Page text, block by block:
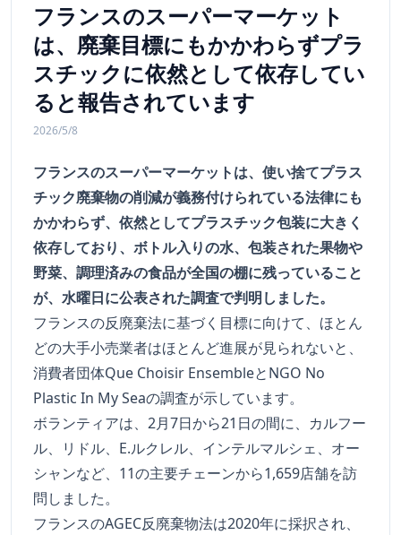
フランスのスーパーマーケット
は、廃棄目標にもかかわらずプラ
スチックに依然として依存してい
ると報告されています
2026/5/8
フランスのスーパーマーケットは、使い捨てプラス
チック廃棄物の削減が義務付けられている法律にも
かかわらず、依然としてプラスチック包装に大きく
依存しており、ボトル入りの水、包装された果物や
野菜、調理済みの食品が全国の棚に残っていること
が、水曜日に公表された調査で判明しました。
フランスの反廃棄法に基づく目標に向けて、ほとん
どの大手小売業者はほとんど進展が見られないと、
消費者団体Que Choisir EnsembleとNGO No
Plastic In My Seaの調査が示しています。
ボランティアは、2月7日から21日の間に、カルフー
ル、リドル、E.ルクレル、インテルマルシェ、オー
シャンなど、11の主要チェーンから1,659店舗を訪
問しました。
フランスのAGEC反廃棄物法は2020年に採択され、